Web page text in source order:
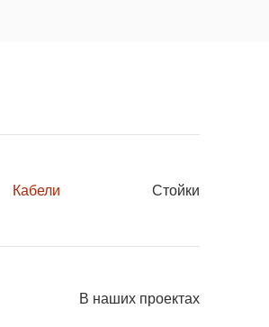
Кабели Стойки
В наших проектах